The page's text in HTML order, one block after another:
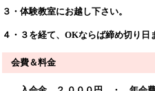
３・体験教室にお越し下さい。
４・３を経て、OKならば締め切り
会費＆料金